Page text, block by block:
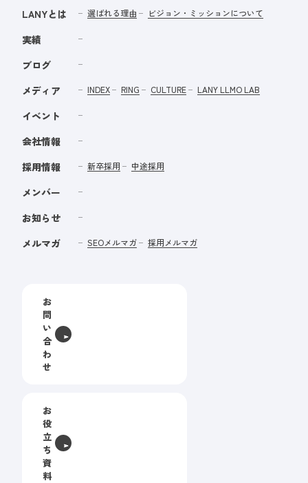
LANYとは 選ばれる理由 ビジョン・ミッションについて
実績
ブログ
メディア
INDEX RING CULTURE LANY LLMO LAB
イベント
会社情報
採用情報
新卒採用 中途採用
メンバー
お知らせ
メルマガ
SEOメルマガ 採用メルマガ
お
問
い
合
わ
せ
お
役
立
ち
資
料